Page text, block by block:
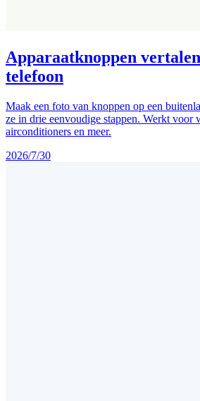
Apparaatknoppen
telefoon
Maak een foto van knoppen op een
ze in drie eenvoudige stappen. Werkt voor
airconditioners en meer.
2026/7/30